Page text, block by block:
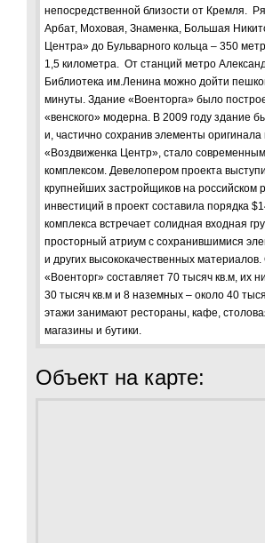
непосредственной близости от Кремля.
Арбат, Моховая, Знаменка, Большая
Центра» до Бульварного кольца – 350
1,5 километра. От станций метро
Библиотека им.Ленина можно дойти
минуты. Здание «Военторга» было
«венского» модерна. В 2009 году здание
и, частично сохранив элементы
«Воздвиженка Центр», стало
комплексом. Девелопером проекта
крупнейших застройщиков на
инвестиций в проект составила порядка
комплекса встречает солидная входная
просторный атриум с сохранившимися
и других высококачественных
«Военторг» составляет 70 тысяч кв.м, их
30 тысяч кв.м и 8 наземных – около 40
этажи занимают рестораны, кафе,
магазины и бутики.
Объект на карте: